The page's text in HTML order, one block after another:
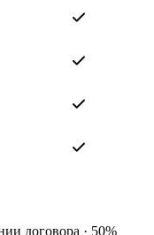
договора · 50%